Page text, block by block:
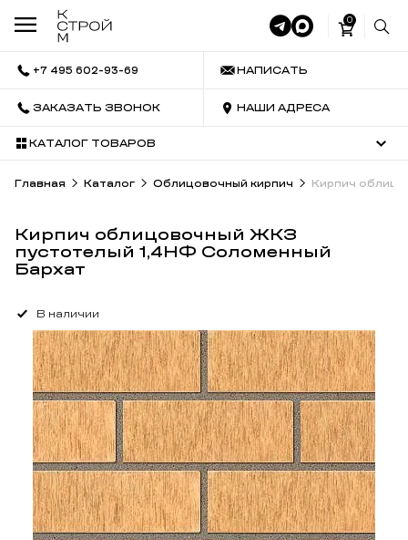
0
+7 495 602-93-69 НАПИСАТЬ
ЗАКАЗАТЬ ЗВОНОК НАШИ АДРЕСА
КАТАЛОГ ТОВАРОВ
Главная Каталог Облицовочный кирпич Кирпич
Кирпич облицовочный ЖКЗ
пустотелый 1,4НФ Соломенный
Бархат
В наличии